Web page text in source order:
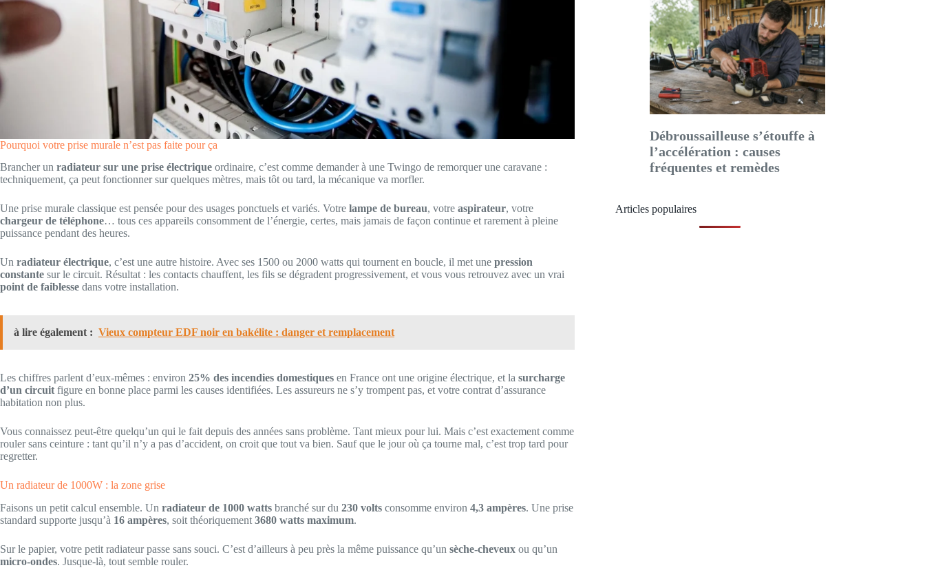
Pourquoi votre prise murale n’est pas faite pour ça
Brancher un radiateur sur une prise électrique ordinaire, c’est comme demander à une Twingo de remorquer une caravane :
techniquement, ça peut fonctionner sur quelques mètres, mais tôt ou tard, la mécanique va morfler.
Une prise murale classique est pensée pour des usages ponctuels et variés. Votre lampe de bureau, votre aspirateur, votre
chargeur de téléphone… tous ces appareils consomment de l’énergie, certes, mais jamais de façon continue et rarement à pleine
puissance pendant des heures.
Un radiateur électrique, c’est une autre histoire. Avec ses 1500 ou 2000 watts qui tournent en boucle, il met une pression
constante sur le circuit. Résultat : les contacts chauffent, les fils se dégradent progressivement, et vous vous retrouvez avec un vrai
point de faiblesse dans votre installation.
à lire également : Vieux compteur EDF noir en bakélite : danger et remplacement
Les chiffres parlent d’eux-mêmes : environ 25% des incendies domestiques en France ont une origine électrique, et la surcharge
d’un circuit figure en bonne place parmi les causes identifiées. Les assureurs ne s’y trompent pas, et votre contrat d’assurance
habitation non plus.
Vous connaissez peut-être quelqu’un qui le fait depuis des années sans problème. Tant mieux pour lui. Mais c’est exactement comme
rouler sans ceinture : tant qu’il n’y a pas d’accident, on croit que tout va bien. Sauf que le jour où ça tourne mal, c’est trop tard pour
regretter.
Un radiateur de 1000W : la zone grise
Faisons un petit calcul ensemble. Un radiateur de 1000 watts branché sur du 230 volts consomme environ 4,3 ampères. Une prise
standard supporte jusqu’à 16 ampères, soit théoriquement 3680 watts maximum.
Sur le papier, votre petit radiateur passe sans souci. C’est d’ailleurs à peu près la même puissance qu’un sèche-cheveux ou qu’un
micro-ondes. Jusque-là, tout semble rouler.
Débroussailleuse s’étouffe à
l’accélération : causes
fréquentes et remèdes
Articles populaires